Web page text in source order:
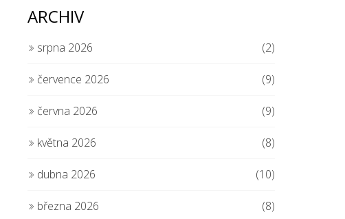
ARCHIV
srpna 2026 (2)
července 2026 (9)
června 2026 (9)
května 2026 (8)
dubna 2026 (10)
března 2026 (8)